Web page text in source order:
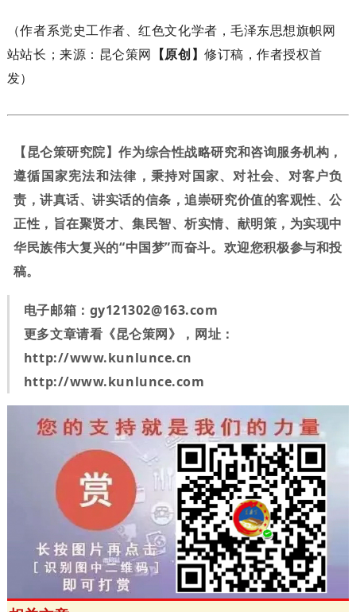
（作者系党史工作者、红色文化学者，毛泽东思想旗帜网
站站长；来源：昆仑策网
【原创】修订稿，作者授权首
发）
【昆仑策研究院】作为综合性战略研究和咨询服务机构，
遵循国家宪法和法律，秉持对国家、对社会、对客户负
责，讲真话、讲实话的信条，追崇研究价值的客观性、公
正性，旨在聚贤才、集民智、析实情、献明策，为实现中
华民族伟大复兴的“中国梦”而奋斗。欢迎您积极参与和投
稿。
电子邮箱： gy121302@163.com
更多文章请看《昆仑策网》，网址：
http://www.kunlunce.cn
http://www.kunlunce.com